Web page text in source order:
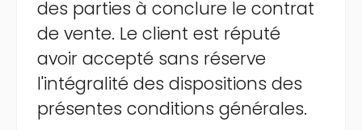
des parties à conclure le contrat
de vente. Le client est réputé
avoir accepté sans réserve
l'intégralité des dispositions des
présentes conditions générales.